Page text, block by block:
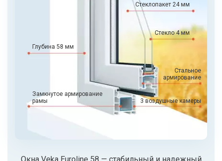
Стеклопакет 24 мм
Стекло 4 мм
Глубина 58 мм
Стальное
армирование
Замкнутое армирование
рамы
3 воздушные камеры